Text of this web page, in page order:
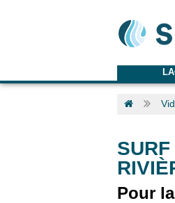
SURF
Pour